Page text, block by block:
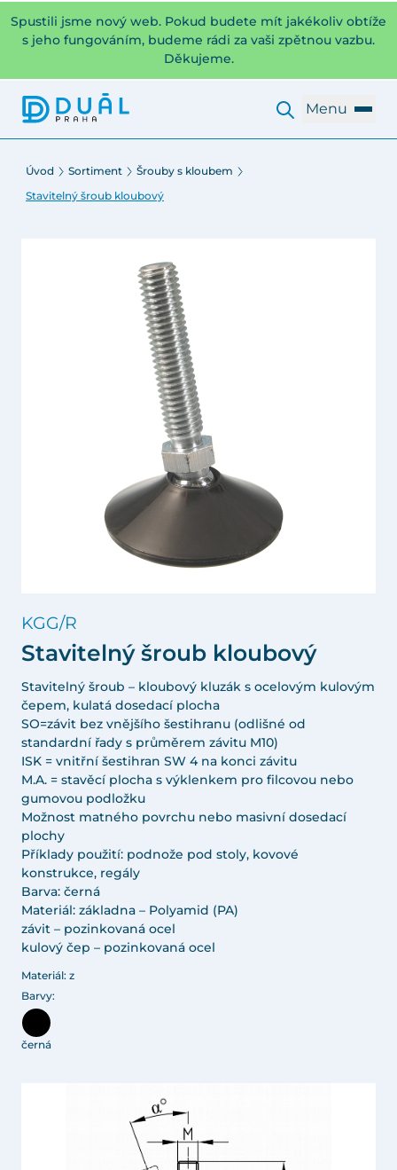
Spustili jsme nový web. Pokud budete mít jakékoliv obtíže
s jeho fungováním, budeme rádi za vaši zpětnou vazbu.
Děkujeme.
Menu
Úvod Sortiment
Šrouby s kloubem
Stavitelný šroub kloubový
KGG/R
Stavitelný šroub kloubový
Stavitelný šroub – kloubový kluzák s ocelovým kulovým
čepem, kulatá dosedací plocha
SO=závit bez vnějšího šestihranu (odlišné od
standardní řady s průměrem závitu M10)
ISK = vnitřní šestihran SW 4 na konci závitu
M.A. = stavěcí plocha s výklenkem pro filcovou nebo
gumovou podložku
Možnost matného povrchu nebo masivní dosedací
plochy
Příklady použití: podnože pod stoly, kovové
konstrukce, regály
Barva: černá
Materiál: základna – Polyamid (PA)
závit – pozinkovaná ocel
kulový čep – pozinkovaná ocel
Materiál: z
Barvy:
černá